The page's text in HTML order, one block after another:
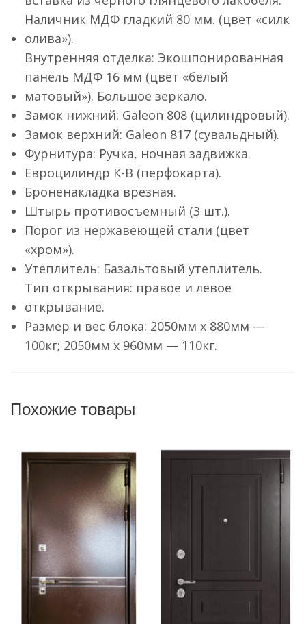
Наличник МДФ гладкий 80 мм. (цвет «силк
олива»).
Внутренняя отделка: Экошпонированная
панель МДФ 16 мм (цвет «белый
матовый»). Большое зеркало.
Замок нижний: Galeon 808 (цилиндровый).
Замок верхний: Galeon 817 (сувальдный).
Фурнитура: Ручка, ночная задвижка.
Евроцилиндр К-В (перфокарта).
Броненакладка врезная.
Штырь противосъемный (3 шт.).
Порог из нержавеющей стали (цвет
«хром»).
Утеплитель: Базальтовый утеплитель.
Тип открывания: правое и левое
открывание.
Размер и вес блока: 2050мм х 880мм —
100кг; 2050мм х 960мм — 110кг.
Похожие товары